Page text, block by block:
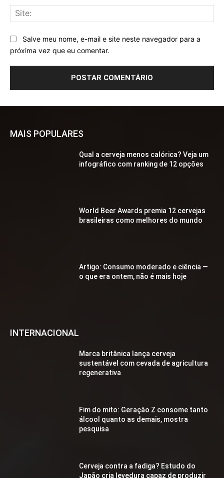
Salve meu nome, e-mail e site neste navegador para a
próxima vez que eu comentar.
MAIS POPULARES
Qual a cerveja menos calórica? Veja um
infográfico com ranking de 12 opções
World Beer Awards premia 12 cervejas
brasileiras como melhores do mundo
Artigo: Consumo moderado e ciência —
o que era ontem, não é mais hoje
INTERNACIONAL
Marca britânica lança cerveja
sustentável com cevada de agricultura
regenerativa
Fim do mito: Geração Z consome tanto
álcool quanto as demais, mostra
pesquisa
Cerveja contra a fadiga? Estudo do
Japão cria levedura capaz de produzir